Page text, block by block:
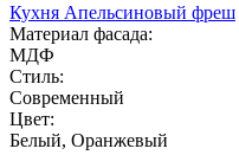
Кухня Апельсиновый фреш
Материал фасада:
МДФ
Стиль:
Современный
Цвет:
Белый, Оранжевый